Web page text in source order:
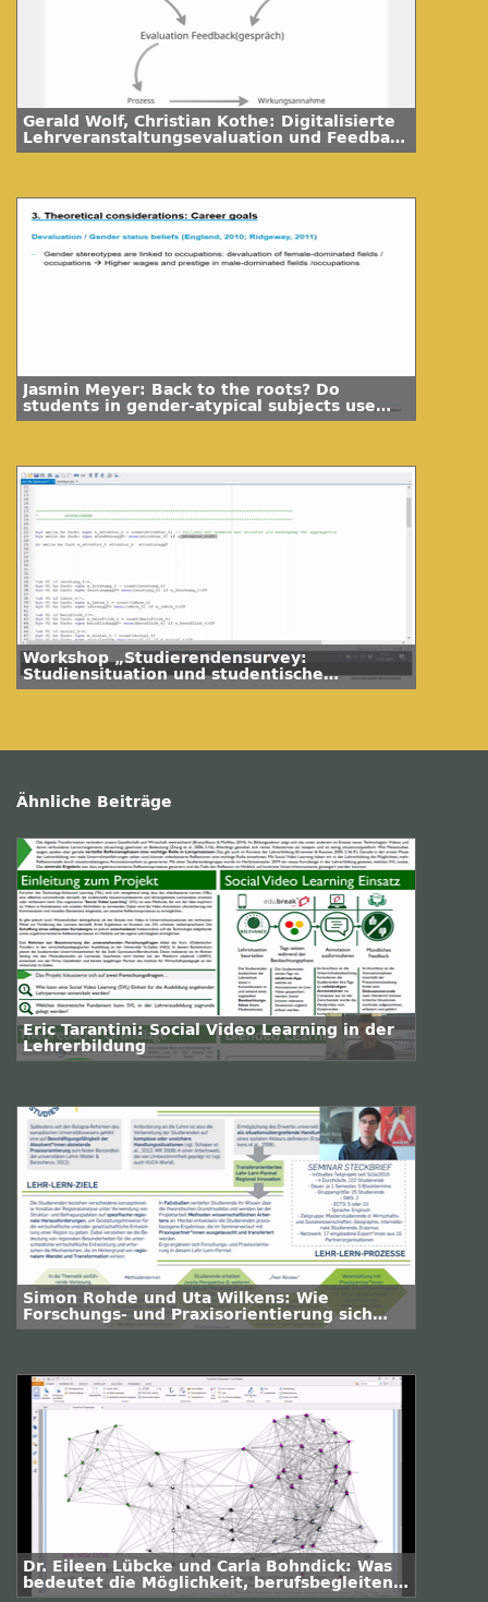
Gerald Wolf, Christian Kothe: Digitalisierte
Lehrveranstaltungsevaluation und Feedback
- Perspektiven von Lehrenden und
Jasmin Meyer: Back to the roots? Do
students in gender-atypical subjects use
their change of subject to make a more
Workshop „Studierendensurvey:
Studiensituation und studentische
Orientierungen – Aggregation von Items
Ähnliche Beiträge
Eric Tarantini: Social Video Learning in der
Lehrerbildung
Simon Rohde und Uta Wilkens: Wie
Forschungs- und Praxisorientierung sich
ergänzen - Konzeption und
Dr. Eileen Lübcke und Carla Bohndick: Was
bedeutet die Möglichkeit, berufsbegleitend